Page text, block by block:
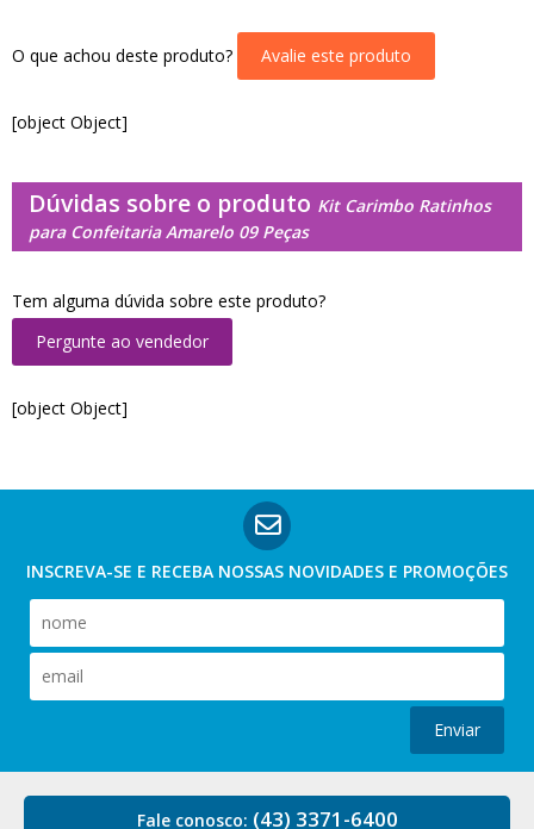
O que achou deste produto? Avalie este produto
[object Object]
Dúvidas sobre o produto Kit Carimbo Ratinhos
para Confeitaria Amarelo 09 Peças
Tem alguma dúvida sobre este produto?
Pergunte ao vendedor
[object Object]
INSCREVA-SE E RECEBA NOSSAS NOVIDADES E PROMOÇÕES
Enviar
Fale conosco: (43) 3371-6400